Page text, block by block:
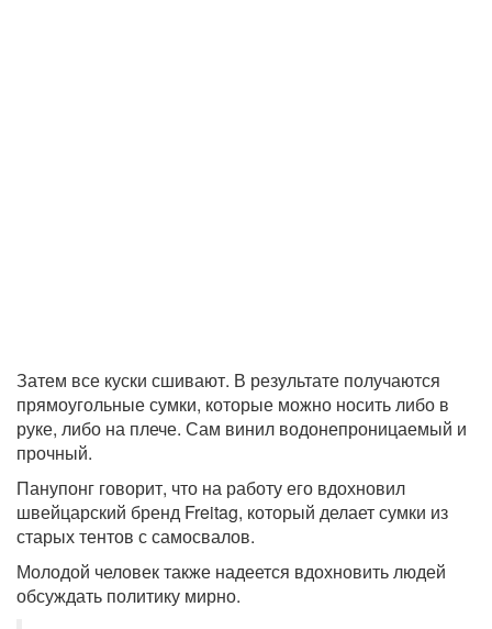
Затем все куски сшивают. В результате получаются
прямоугольные сумки, которые можно носить либо в
руке, либо на плече. Сам винил водонепроницаемый и
прочный.
Панупонг говорит, что на работу его вдохновил
швейцарский бренд Freitag, который делает сумки из
старых тентов с самосвалов.
Молодой человек также надеется вдохновить людей
обсуждать политику мирно.